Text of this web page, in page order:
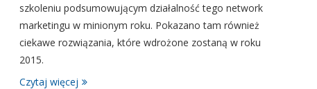
szkoleniu podsumowującym działalność tego network
marketingu w minionym roku. Pokazano tam również
ciekawe rozwiązania, które wdrożone zostaną w roku
2015.
Czytaj więcej